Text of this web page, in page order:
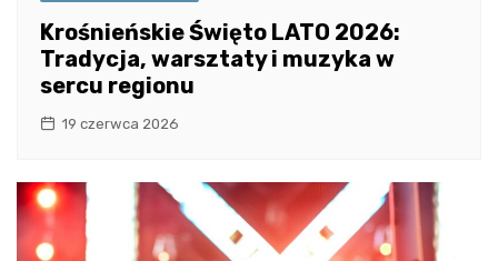
Krośnieńskie Święto LATO 2026:
Tradycja, warsztaty i muzyka w
sercu regionu
19 czerwca 2026